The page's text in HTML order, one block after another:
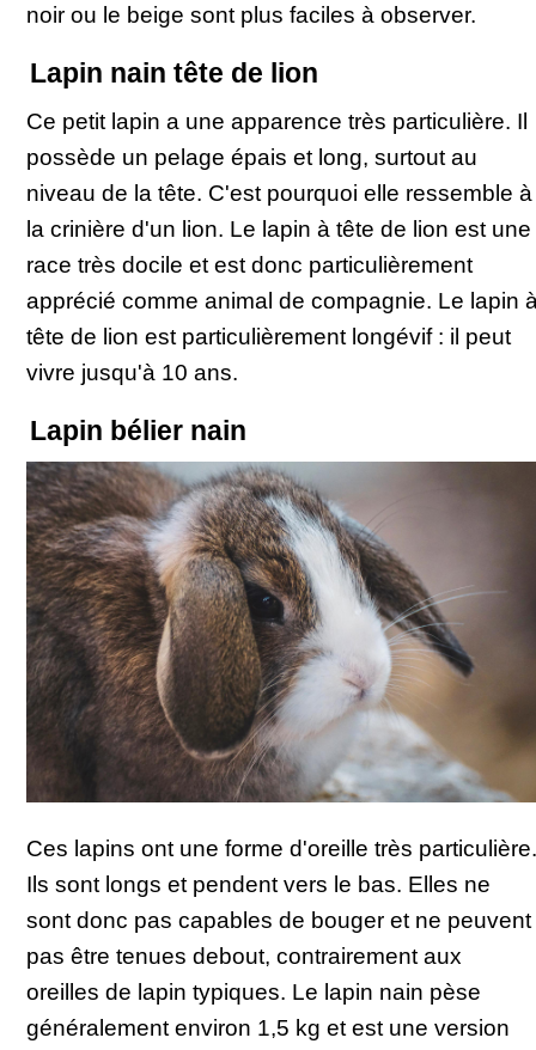
noir ou le beige sont plus faciles à observer.
Lapin nain tête de lion
Ce petit lapin a une apparence très particulière. Il
possède un pelage épais et long, surtout au
niveau de la tête. C'est pourquoi elle ressemble à
la crinière d'un lion. Le lapin à tête de lion est une
race très docile et est donc particulièrement
apprécié comme animal de compagnie. Le lapin
tête de lion est particulièrement longévif : il peut
vivre jusqu'à 10 ans.
Lapin bélier nain
Ces lapins ont une forme d'oreille très particulière.
Ils sont longs et pendent vers le bas. Elles ne
sont donc pas capables de bouger et ne peuvent
pas être tenues debout, contrairement aux
oreilles de lapin typiques. Le lapin nain pèse
généralement environ 1,5 kg et est une version